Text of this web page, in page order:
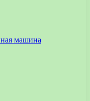
машина